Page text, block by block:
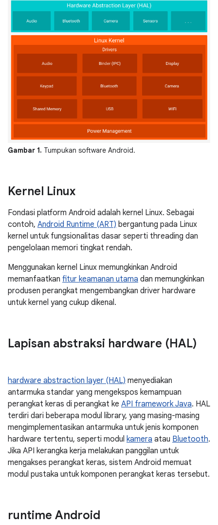
Gambar 1. Tumpukan software Android.
Kernel Linux
Fondasi platform Android adalah kernel Linux. Sebagai
contoh, Android Runtime (ART) bergantung pada Linux
kernel untuk fungsionalitas dasar seperti threading dan
pengelolaan memori tingkat rendah.
Menggunakan kernel Linux memungkinkan Android
memanfaatkan fitur keamanan utama dan memungkinkan
produsen perangkat mengembangkan driver hardware
untuk kernel yang cukup dikenal.
Lapisan abstraksi hardware (HAL)
hardware abstraction layer (HAL) menyediakan
antarmuka standar yang mengekspos kemampuan
perangkat keras di perangkat ke API framework Java. HAL
terdiri dari beberapa modul library, yang masing-masing
mengimplementasikan antarmuka untuk jenis komponen
hardware tertentu, seperti modul kamera atau Bluetooth.
Jika API kerangka kerja melakukan panggilan untuk
mengakses perangkat keras, sistem Android memuat
modul pustaka untuk komponen perangkat keras tersebut.
runtime Android